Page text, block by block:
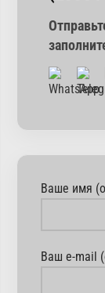
Ваше имя
Ваш e-mail